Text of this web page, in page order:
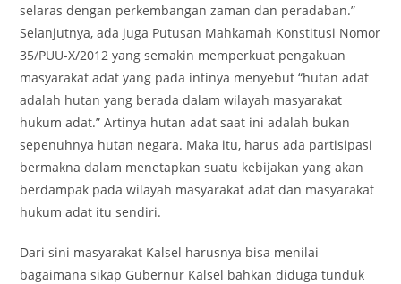
selaras dengan perkembangan zaman dan peradaban.”
Selanjutnya, ada juga Putusan Mahkamah Konstitusi Nomor
35/PUU-X/2012 yang semakin memperkuat pengakuan
masyarakat adat yang pada intinya menyebut “hutan adat
adalah hutan yang berada dalam wilayah masyarakat
hukum adat.” Artinya hutan adat saat ini adalah bukan
sepenuhnya hutan negara. Maka itu, harus ada partisipasi
bermakna dalam menetapkan suatu kebijakan yang akan
berdampak pada wilayah masyarakat adat dan masyarakat
hukum adat itu sendiri.
Dari sini masyarakat Kalsel harusnya bisa menilai
bagaimana sikap Gubernur Kalsel bahkan diduga tunduk